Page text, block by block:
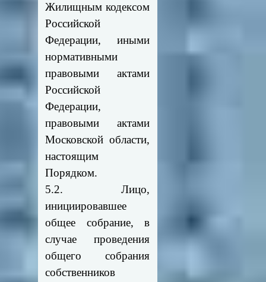
Жилищным кодексом
Российской
Федерации, иными
нормативными
правовыми актами
Российской
Федерации,
правовыми актами
Московской области,
настоящим
Порядком.
5.2. Лицо,
инициировавшее
общее собрание, в
случае проведения
общего собрания
собственников